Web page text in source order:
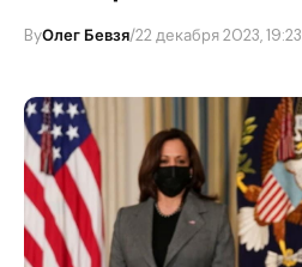
ByОлег Бевзя/22 декабря 2023, 19:23